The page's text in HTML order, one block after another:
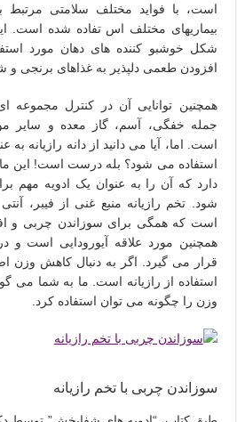
است، با فواید مختلف سلامتی مرتبط
بیماریهای مختلف اس تفاده شده است.
شکل خوشبو کننده های دهان مورد
افزودن طعمی دلپذیر به غذاهای برنجی و
همچنین توانایی آن در کنترل مجموعه
جمله خفگی، آسم، گاز معده و سایر
است. اما، آیا می دانید از دانه رازیانه
استفاده می شود؟ بله درست است! این
دارد که آن را به عنوان یک ادویه مهم
شود. تخم رازیانه منبع غنی از فیبر،
است که همگی برای سوزاندن چربی و
همچنین مورد علاقه آیورودایی است و در
قرار می گیرد. اگر به دنبال کاهش وزن
استفاده از رازیانه است. ما به شما می
وزن را چگونه می توان استفاده کرد.
سوزاندن چربی با تخم رازیانه